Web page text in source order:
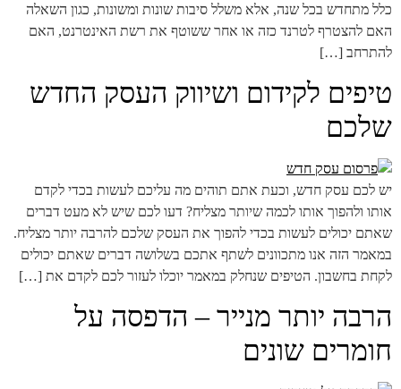
כלל מתחדש בכל שנה, אלא משלל סיבות שונות ומשונות, כגון השאלה
האם להצטרף לטרנד כזה או אחר ששוטף את רשת האינטרנט, האם
להתרחב […]
טיפים לקידום ושיווק העסק החדש
שלכם
יש לכם עסק חדש, וכעת אתם תוהים מה עליכם לעשות בכדי לקדם
אותו ולהפוך אותו לכמה שיותר מצליח? דעו לכם שיש לא מעט דברים
שאתם יכולים לעשות בכדי להפוך את העסק שלכם להרבה יותר מצליח.
במאמר הזה אנו מתכוונים לשתף אתכם בשלושה דברים שאתם יכולים
לקחת בחשבון. הטיפים שנחלק במאמר יוכלו לעזור לכם לקדם את […]
הרבה יותר מנייר – הדפסה על
חומרים שונים